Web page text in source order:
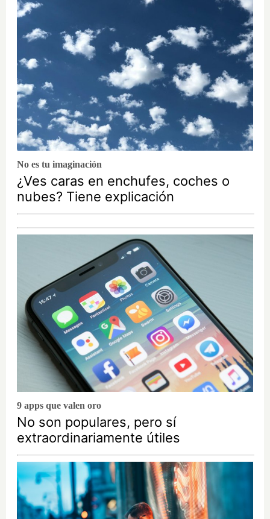
No es tu imaginación
¿Ves caras en enchufes, coches o
nubes? Tiene explicación
9 apps que valen oro
No son populares, pero sí
extraordinariamente útiles